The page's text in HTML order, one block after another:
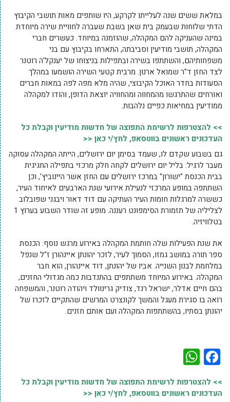
במלאת ששים שנה לעלייתו לקרקע, היו שותפים מאות תושבי הקיבוץ
הדתי שלוחות שבעמק בית שאן בשבת שעברה לחוויית שירה מיוחדת
במינה שהעניקה להם המקהלה, שהוזמנה במיוחד. כעשרים חברי
המקהלה, תושבי מודיעין וסביבתה, התארחו בקיבוץ עם בני
משפחותיהם, והשתתפו בשירה ובתפילות בניצוחו של יענקל'ה רוטנר
לצד החזן ד"ר שמואל ארנון. מרבית קטעי השירה הושמעו במהלך
הסעודות בחדר האוכל הקיבוצי, שהיה מלא מפה לפה במאות חברים
ואורחים שהתרגשו מהמחווה ומהחוויה יוצאת הדופן, והודו למקהלה
ממודיעין במחיאות כפיים נלהבות.
>> להצטרפות לרשימת התפוצה של חדשות מודיעין וקבלת כל
העדכונים ראשונים בווטסאפ, לחץ/י כאן <<
גם בשבוע שקדם לו, שעמד בסימן יום ירושלים, הייתה המקהלה עסוקה
מעבר לרגיל: בליל יום ירושלים לקחה חלק מרכזי בתפילה החגיגית
בבית הכנסת "ישורון" במרכז ירושלים עם החזן אשר היינוביץ', וכן
השתתפה במופע המרכזי לנעילת אירועי שנת הארבעים לאיחוד העיר,
כששרה למרגלות חומות העיר העתיקה עם דוד דאור ויבגני שפובלוב
לצליליה של תזמורת הסימפונט רעננה. מופע זה שודר השבוע בערוץ 1
בטלוויזיה.
את שנת הפעילות שלה חותמת המקהלה באירוע מרגש נוסף: הכנסת
ספר תורה במושב גמזו, הסמוך לעיר, לזכר יהונתן איינהורן ז"ל שנפל
במלחמת לבנון השנייה. אביו של יהונתן, דוד איינהורן, הוא חבר
המקהלה. באירוע המיוחד משתתפים בהתנדבות כמה מגדולי החזנים,
בהם חיים אדלר, ישראל רנד, צודיק גרינוולד ויהודה רוטנר, והמשפחה
רואה בו סגירת מעגל והמשך לקונצרט המרשים שהתקיים לזכרו של
יהונתן בסתיו, בהשתתפות המקהלה ועם אותם חזנים.
Facebook
>> להצטרפות לרשימת התפוצה של חדשות מודיעין וקבלת כל
העדכונים ראשונים בווטסאפ, לחץ/י כאן <<